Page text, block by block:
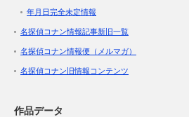
年月日完全未定情報
名探偵コナン情報記事新旧一覧
名探偵コナン情報便（メルマガ）
名探偵コナン旧情報コンテンツ
作品データ